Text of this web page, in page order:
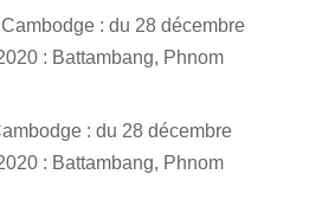
: du 28 décembre
: Battambang, Phnom
: du 28 décembre
: Battambang, Phnom